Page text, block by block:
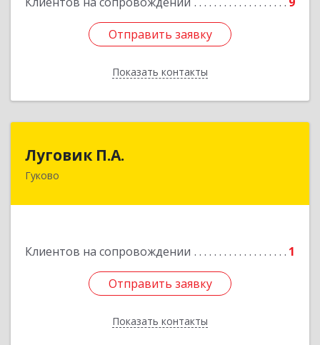
Отправить заявку
Показать контакты
Отправить заявку
Назад
Луговик П.А.
Гуково
Клиентов на сопровождении 1
Отправить заявку
Показать контакты
Отправить заявку
Назад